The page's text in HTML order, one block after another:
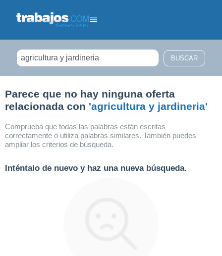
Parece que no hay ninguna oferta
relacionada con 'agricultura y jardineria'
Comprueba que todas las palabras están escritas
correctamente o utiliza palabras similares. También puedes
ampliar los criterios de búsqueda.
Inténtalo de nuevo y haz una nueva búsqueda.